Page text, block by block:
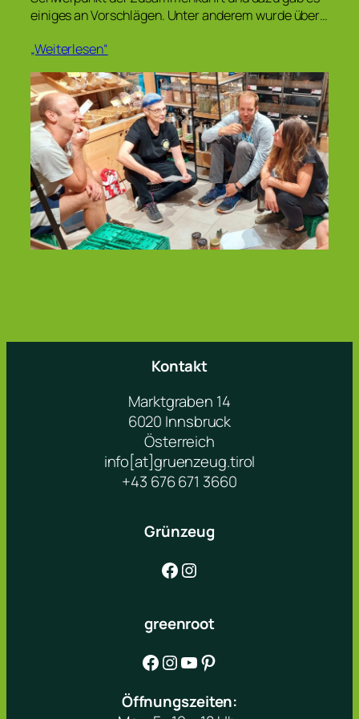
einiges an Vorschlägen. Unter anderem wurde über…
„Weiterlesen“
Kontakt
Marktgraben 14
6020 Innsbruck
Österreich
info[at]gruenzeug.tirol
+43 676 671 3660
Grünzeug
Facebook Instagram
greenroot
Facebook Instagram YouTube Pinterest
Öffnungszeiten: